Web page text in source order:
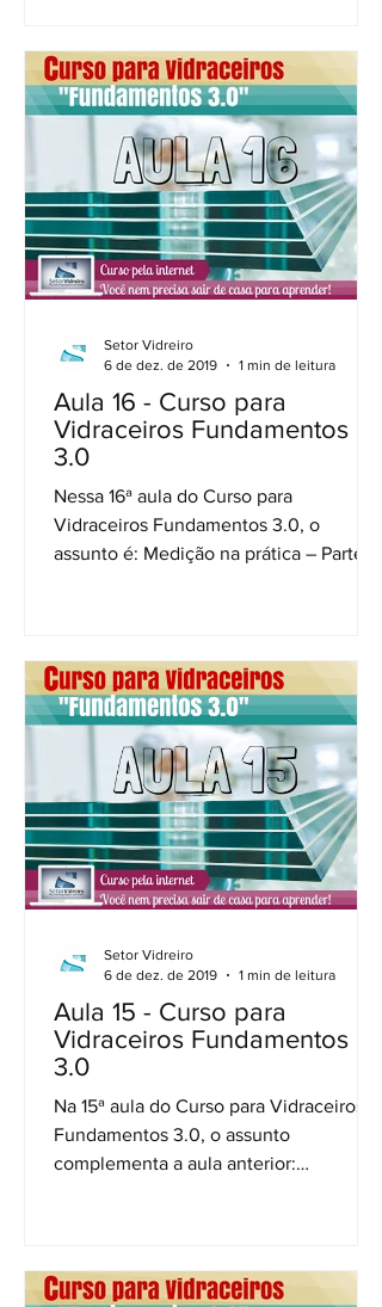
Aula 16 - Curso para
Vidraceiros Fundamentos
3.0
Nessa 16ª aula do Curso para
Vidraceiros Fundamentos 3.0, o
assunto é: Medição na prática – Parte 1
Setor Vidreiro
6 de dez. de 2019
1 min de leitura
Aula 15 - Curso para
Vidraceiros Fundamentos
3.0
Na 15ª aula do Curso para Vidraceiros
Fundamentos 3.0, o assunto
complementa a aula anterior:
Setor Vidreiro
6 de dez. de 2019
1 min de leitura